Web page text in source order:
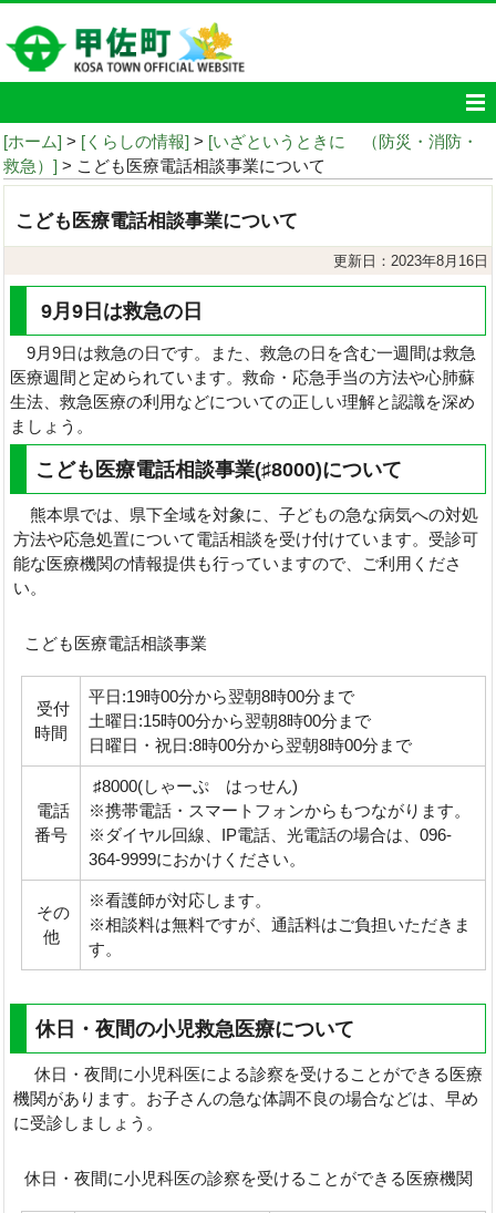
[ホーム] > [くらしの情報] > [いざというときに （防災・消防・
救急）] > こども医療電話相談事業について
こども医療電話相談事業について
更新日：2023年8月16日
9月9日は救急の日
9月9日は救急の日です。また、救急の日を含む一週間は救急
医療週間と定められています。救命・応急手当の方法や心肺蘇
生法、救急医療の利用などについての正しい理解と認識を深め
ましょう。
こども医療電話相談事業(♯8000)について
熊本県では、県下全域を対象に、子どもの急な病気への対処
方法や応急処置について電話相談を受け付けています。受診可
能な医療機関の情報提供も行っていますので、ご利用くださ
い。
こども医療電話相談事業
受付
時間
平日:19時00分から翌朝8時00分まで
土曜日:15時00分から翌朝8時00分まで
日曜日・祝日:8時00分から翌朝8時00分まで
電話
番号
♯8000(しゃーぷ はっせん)
※携帯電話・スマートフォンからもつながります。
※ダイヤル回線、IP電話、光電話の場合は、096-
364-9999におかけください。
その
他
※看護師が対応します。
※相談料は無料ですが、通話料はご負担いただきま
す。
休日・夜間の小児救急医療について
休日・夜間に小児科医による診察を受けることができる医療
機関があります。お子さんの急な体調不良の場合などは、早め
に受診しましょう。
休日・夜間に小児科医の診察を受けることができる医療機関